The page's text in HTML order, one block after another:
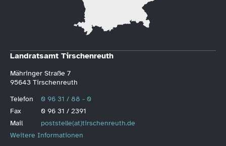
Landratsamt Tirschenreuth
Mähringer Straße 7
95643 Tirschenreuth
Telefon
0 96 31 / 88 - 0
Fax
0 96 31 / 2391
Mail
poststelle(at)tirschenreuth.de
Weitere Informationen